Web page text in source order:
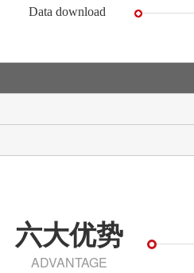
Data download
六大优势
ADVANTAGE